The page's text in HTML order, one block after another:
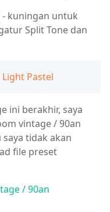
kuningan untuk
Split Tone dan
Pastel
ini berakhir, saya
vintage / 90an
tidak akan
file preset
/ 90an